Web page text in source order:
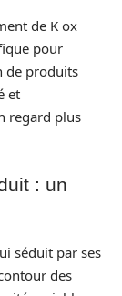
de K ox
pour
de produits
et
regard plus
: un
séduit par ses
des